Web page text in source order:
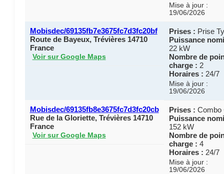
Mise à jour :
19/06/2026
Mobisdec/69135fb7e3675fc7d3fc20bf
Route de Bayeux, Trévières 14710
France
Voir sur Google Maps
Prises : Prise
Puissance
22 kW
Nombre de
charge : 2
Horaires : 24/7
Mise à jour :
19/06/2026
Mobisdec/69135fb8e3675fc7d3fc20cb
Rue de la Gloriette, Trévières 14710
France
Voir sur Google Maps
Prises : Combo
Puissance
152 kW
Nombre de
charge : 4
Horaires : 24/7
Mise à jour :
19/06/2026